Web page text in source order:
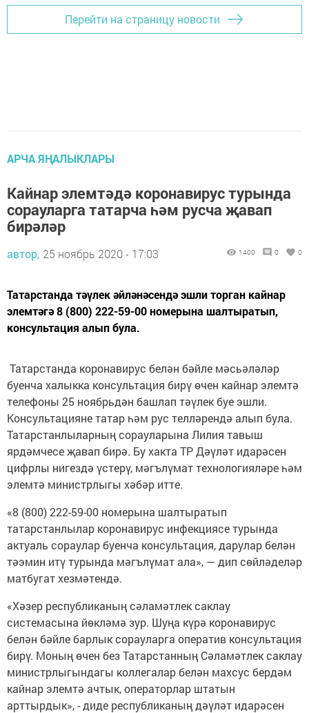
Перейти на страницу новости
АРЧА ЯҢАЛЫКЛАРЫ
Кайнар элемтәдә коронавирус турында
сорауларга татарча һәм русча җавап
бирәләр
автор, 25 ноябрь 2020 - 17:03 1400 0 0
Татарстанда тәүлек әйләнәсендә эшли торган кайнар
элемтәгә 8 (800) 222-59-00 номерына шалтыратып,
консультация алып була.
Татарстанда коронавирус белән бәйле мәсьәләләр
буенча халыкка консультация бирү өчен кайнар элемтә
телефоны 25 ноябрьдән башлап тәүлек буе эшли.
Консультацияне татар һәм рус телләрендә алып була.
Татарстанлыларның сорауларына Лилия тавыш
ярдәмчесе җавап бирә. Бу хакта ТР Дәүләт идарәсен
цифрлы нигездә үстерү, мәгълүмат технологияләре һәм
элемтә министрлыгы хәбәр итте.
«8 (800) 222-59-00 номерына шалтыратып
татарстанлылар коронавирус инфекциясе турында
актуаль сораулар буенча консультация, дарулар белән
тәэмин итү турында мәгълүмат ала», — дип сөйләделәр
матбугат хезмәтендә.
«Хәзер республиканың сәламәтлек саклау
системасына йөкләмә зур. Шуңа күрә коронавирус
белән бәйле барлык сорауларга оператив консультация
бирү. Моның өчен без Татарстанның Сәламәтлек саклау
министрлыгындагы коллегалар белән махсус бердәм
кайнар элемтә ачтык, операторлар штатын
арттырдык», - диде республиканың дәүләт идарәсен